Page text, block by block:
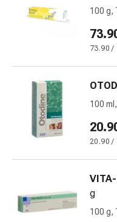
Herz
&
Kreislauf
Rauchstopp
100 g,
73.90 /
100
20.90 /
g
100 g,